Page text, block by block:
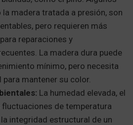
madera tratada a presión, son
pero requieren más
reparaciones y
La madera dura puede
mínimo, pero necesita
para mantener su color.
La humedad elevada, el
fluctuaciones de temperatura
integridad estructural de un